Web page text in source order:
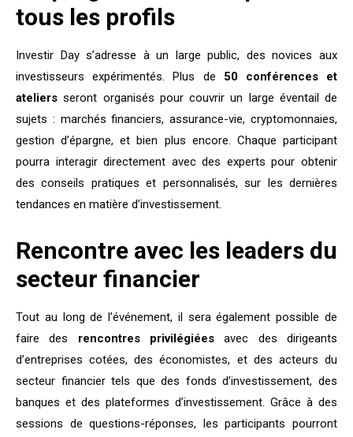
tous les profils
Investir Day s’adresse à un large public, des novices aux
investisseurs expérimentés. Plus de 50 conférences et
ateliers seront organisés pour couvrir un large éventail de
sujets : marchés financiers, assurance-vie, cryptomonnaies,
gestion d’épargne, et bien plus encore. Chaque participant
pourra interagir directement avec des experts pour obtenir
des conseils pratiques et personnalisés, sur les dernières
tendances en matière d’investissement.
Rencontre avec les leaders du
secteur financier
Tout au long de l’événement, il sera également possible de
faire des rencontres privilégiées avec des dirigeants
d’entreprises cotées, des économistes, et des acteurs du
secteur financier tels que des fonds d’investissement, des
banques et des plateformes d’investissement. Grâce à des
sessions de questions-réponses, les participants pourront